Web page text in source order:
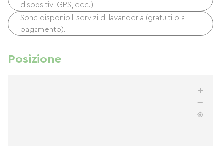
dispositivi GPS, ecc.)
Sono disponibili servizi di lavanderia (gratuiti o a
pagamento).
Posizione